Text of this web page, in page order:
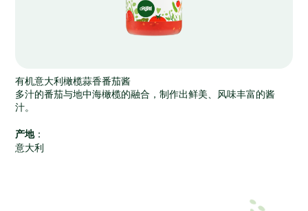
有机意大利橄榄蒜香番茄酱
多汁的番茄与地中海橄榄的融合，制作出鲜美、风味丰富的酱
汁。
产地：
意大利